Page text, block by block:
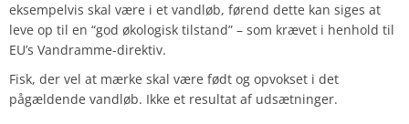
eksempelvis skal være i et vandløb, førend dette kan siges at
leve op til en “god økologisk tilstand” – som krævet i henhold til
EU’s Vandramme-direktiv.
Fisk, der vel at mærke skal være født og opvokset i det
pågældende vandløb. Ikke et resultat af udsætninger.